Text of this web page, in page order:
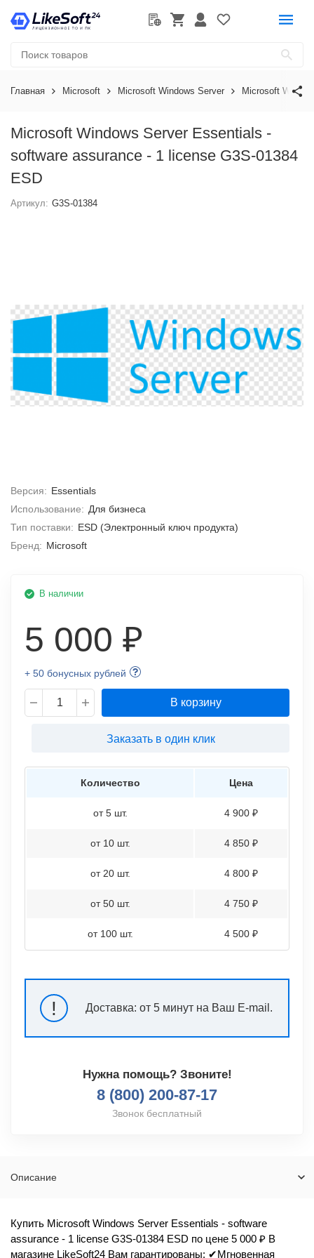
Главная Microsoft Microsoft Windows Server Microsoft
Microsoft Windows Server Essentials -
software assurance - 1 license G3S-01384
ESD
Артикул: G3S-01384
Версия: Essentials
Использование: Для бизнеса
Тип поставки: ESD (Электронный ключ продукта)
Бренд: Microsoft
В наличии
5 000 ₽
+ 50 бонусных рублей
В корзину
Заказать в один клик
Количество Цена
от 5 шт. 4 900 ₽
от 10 шт. 4 850 ₽
от 20 шт. 4 800 ₽
от 50 шт. 4 750 ₽
от 100 шт. 4 500 ₽
! Доставка: от 5 минут на Ваш E-mail.
Нужна помощь? Звоните!
8 (800) 200-87-17
Звонок бесплатный
Описание
Купить Microsoft Windows Server Essentials - software
assurance - 1 license G3S-01384 ESD по цене 5 000 ₽ В
магазине LikeSoft24 Вам гарантированы: ✔Мгновенная